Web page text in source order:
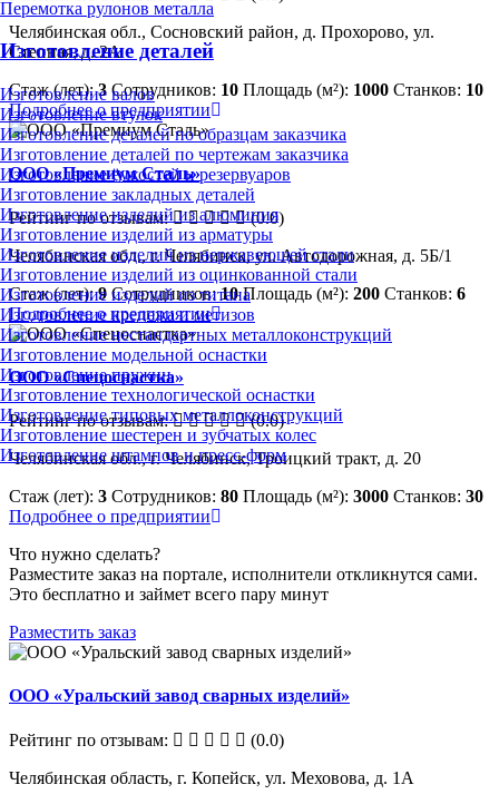
Перемотка рулонов металла
Изготовление деталей
Изготовление валов
Изготовление втулок
Изготовление деталей по образцам заказчика
Изготовление деталей по чертежам заказчика
Изготовление ёмкостей и резервуаров
Изготовление закладных деталей
Изготовление изделий из алюминия
Изготовление изделий из арматуры
Изготовление изделий из нержавеющей стали
Изготовление изделий из оцинкованной стали
Изготовление изделий из титана
Изготовление крепежа и метизов
Изготовление нестандартных металлоконструкций
Изготовление модельной оснастки
Изготовление пружин
Изготовление технологической оснастки
Изготовление типовых металлоконструкций
Изготовление шестерен и зубчатых колес
Изготовление штампов и пресс-форм
Челябинская обл., Сосновский район, ​д. Прохорово, ул.
Степная, д. 2А
Стаж (лет):3 Сотрудников: 10 Площадь (м²): 1000 Станков: 10
Подробнее о предприятии
ООО «Премиум Сталь»
Рейтинг по отзывам:
(0.0)
Челябинская обл., г. Челябинск, ул. Автодорожная, д. 5Б/1
Стаж (лет):9 Сотрудников:10 Площадь (м²): 200 Станков: 6
Подробнее о предприятии
ООО «Спецоснастка»
Рейтинг по отзывам:
(0.0)
Челябинская обл., г. Челябинск, Троицкий тракт, д. 20
Стаж (лет): 3 Сотрудников: 80 Площадь (м²): 3000 Станков: 30
Подробнее о предприятии
Что нужно сделать?
Разместите заказ на портале, исполнители откликнутся сами.
Это бесплатно и займет всего пару минут
Разместить заказ
ООО «Уральский завод сварных изделий»
Рейтинг по отзывам:
(0.0)
Челябинская область, г. Копейск, ул. Меховова, д. 1А